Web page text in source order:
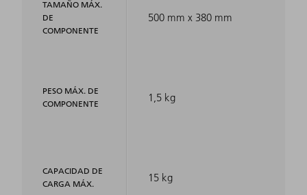
TAMAÑO MÁX.
DE
COMPONENTE
PESO MÁX. DE
COMPONENTE
CAPACIDAD DE
CARGA MÁX.
500 mm x 380 mm
1,5 kg
15 kg